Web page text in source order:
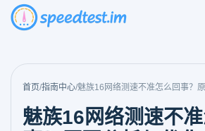
首页/指南中心/魅族16网络测速不准怎么回事？
魅族16网络测速不